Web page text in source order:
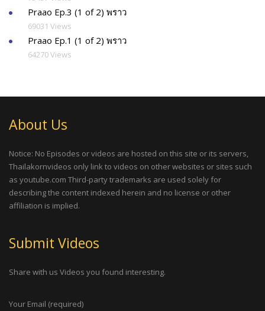
Praao Ep.3 (1 of 2) พราว
69031 Views
Praao Ep.1 (1 of 2) พราว
64270 Views
About Us
Notice: No Episodes or videos are hosted on this site or its servers,
Thailakornvideos only link to videos on other websites or sites such
as youtube.com Third-party trademarks are used solely for
describing the content indexed herein and no license or other
affiliation is implied.
Submit Videos
Share with us Videos you found interesting.
Your Email (required)